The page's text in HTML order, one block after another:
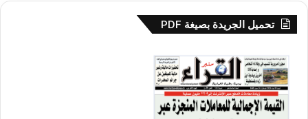
تحميل الجريدة بصيغة PDF